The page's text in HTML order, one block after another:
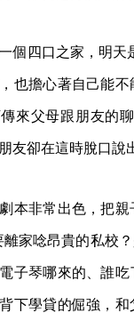
個四口之家，明天
也擔心著自己能
來父母跟朋友的
友卻在這時脫口說
劇本非常出色，把
家唸昂貴的私校
子琴哪來的、誰
下學貸的倔強，